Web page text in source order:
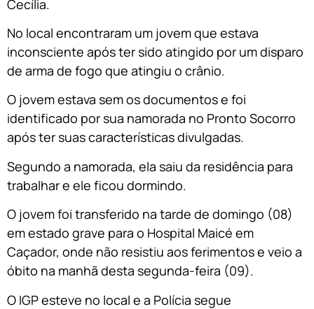
Cecília.
No local encontraram um jovem que estava
inconsciente após ter sido atingido por um disparo
de arma de fogo que atingiu o crânio.
O jovem estava sem os documentos e foi
identificado por sua namorada no Pronto Socorro
após ter suas características divulgadas.
Segundo a namorada, ela saiu da residência para
trabalhar e ele ficou dormindo.
O jovem foi transferido na tarde de domingo (08)
em estado grave para o Hospital Maicé em
Caçador, onde não resistiu aos ferimentos e veio a
óbito na manhã desta segunda-feira (09).
O IGP esteve no local e a Polícia segue